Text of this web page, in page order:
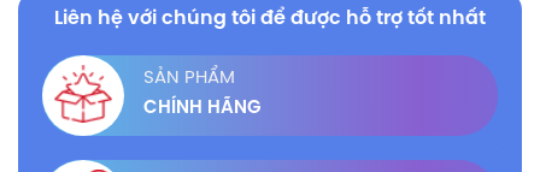
Liên hệ với chúng tôi để được hỗ trợ tốt nhất
SẢN PHẨM
CHÍNH HÃNG